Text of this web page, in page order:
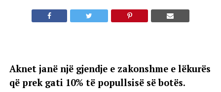
Aknet janë një gjendje e zakonshme e lëkurës
që prek gati 10% të popullsisë së botës.